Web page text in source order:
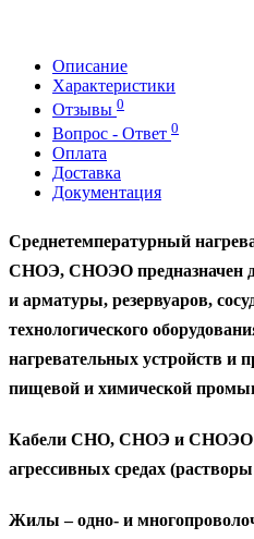
Описание
Характеристики
Отзывы 0
Вопрос - Ответ 0
Оплата
Доставка
Документация
Среднетемпературный
СНОЭ, СНОЭО предназначен
и арматуры, резервуаров,
технологического
нагревательных устройств и
пищевой и химической
Кабели СНО, СНОЭ и СНОЭО
агрессивных средах
Жилы – одно- и